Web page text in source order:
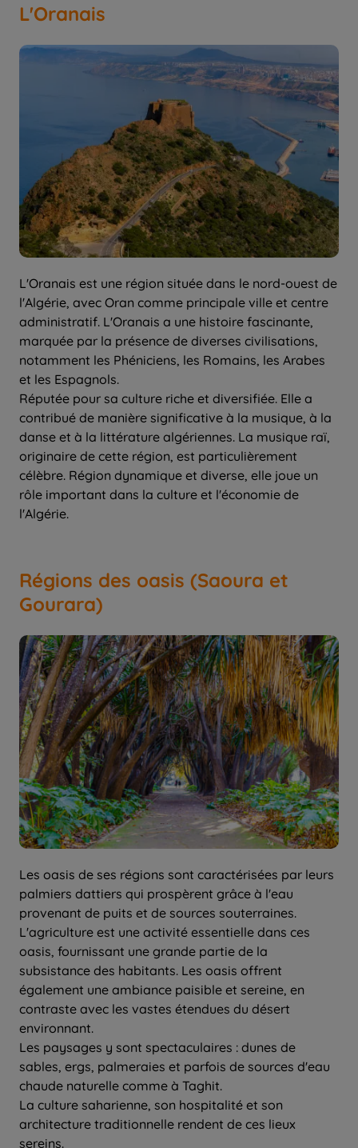
L'Oranais
L'Oranais est une région située dans le nord-ouest de
l'Algérie, avec Oran comme principale ville et centre
administratif. L'Oranais a une histoire fascinante,
marquée par la présence de diverses civilisations,
notamment les Phéniciens, les Romains, les Arabes
et les Espagnols.
Réputée pour sa culture riche et diversifiée. Elle a
contribué de manière significative à la musique, à la
danse et à la littérature algériennes. La musique raï,
originaire de cette région, est particulièrement
célèbre. Région dynamique et diverse, elle joue un
rôle important dans la culture et l'économie de
l'Algérie.
Régions des oasis (Saoura et
Gourara)
Les oasis de ses régions sont caractérisées par leurs
palmiers dattiers qui prospèrent grâce à l'eau
provenant de puits et de sources souterraines.
L'agriculture est une activité essentielle dans ces
oasis, fournissant une grande partie de la
subsistance des habitants. Les oasis offrent
également une ambiance paisible et sereine, en
contraste avec les vastes étendues du désert
environnant.
Les paysages y sont spectaculaires : dunes de
sables, ergs, palmeraies et parfois de sources d'eau
chaude naturelle comme à Taghit.
La culture saharienne, son hospitalité et son
architecture traditionnelle rendent de ces lieux
sereins.